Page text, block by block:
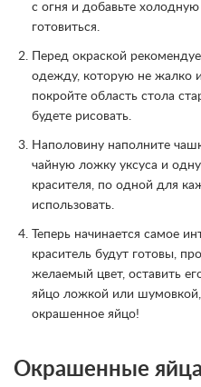
с огня и добавьте
готовиться.
Перед окраской
одежду, которую не жалко
покройте область стола
будете рисовать.
Наполовину наполните
чайную ложку уксуса и
красителя, по одной для
использовать.
Теперь начинается самое
краситель будут готовы,
желаемый цвет, оставить
яйцо ложкой или шумовкой,
окрашенное яйцо!
Окрашенные